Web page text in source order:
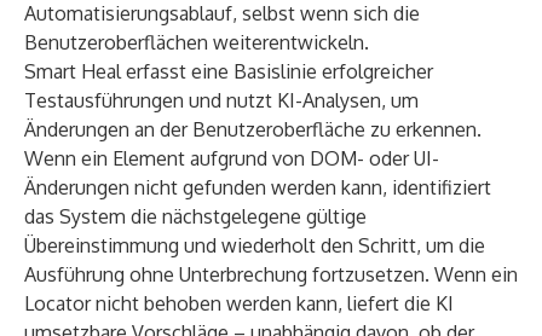
Automatisierungsablauf, selbst wenn sich die
Benutzeroberflächen weiterentwickeln.
Smart Heal erfasst eine Basislinie erfolgreicher
Testausführungen und nutzt KI-Analysen, um
Änderungen an der Benutzeroberfläche zu erkennen.
Wenn ein Element aufgrund von DOM- oder UI-
Änderungen nicht gefunden werden kann, identifiziert
das System die nächstgelegene gültige
Übereinstimmung und wiederholt den Schritt, um die
Ausführung ohne Unterbrechung fortzusetzen. Wenn ein
Locator nicht behoben werden kann, liefert die KI